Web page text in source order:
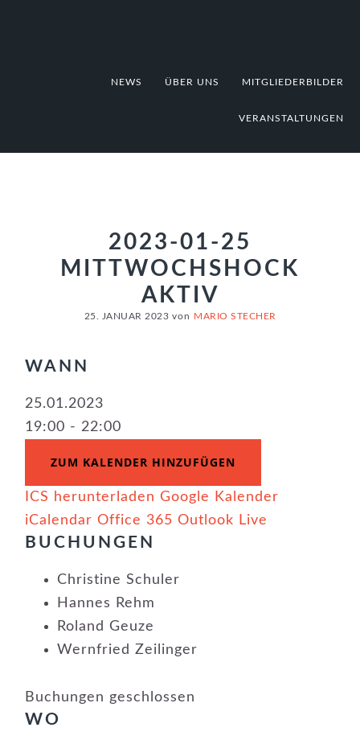
NEWS ÜBER UNS MITGLIEDERBILDER
VERANSTALTUNGEN
2023-01-25
MITTWOCHSHOCK
AKTIV
25. JANUAR 2023 von MARIO STECHER
WANN
25.01.2023
19:00 - 22:00
ZUM KALENDER HINZUFÜGEN
ICS herunterladen Google Kalender
iCalendar Office 365 Outlook Live
BUCHUNGEN
Christine Schuler
Hannes Rehm
Roland Geuze
Wernfried Zeilinger
Buchungen geschlossen
WO